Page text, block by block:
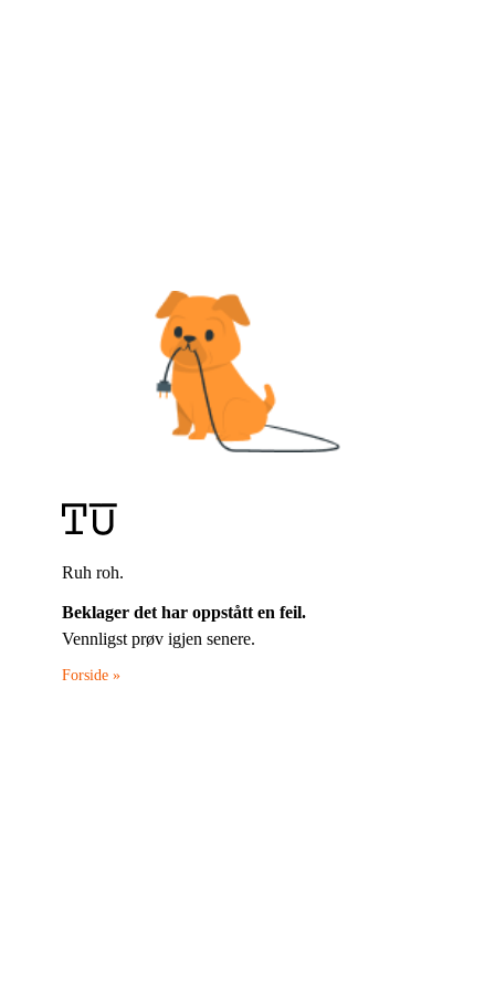
Ruh roh.
Beklager det har oppstått en feil.
Vennligst prøv igjen senere.
Forside »